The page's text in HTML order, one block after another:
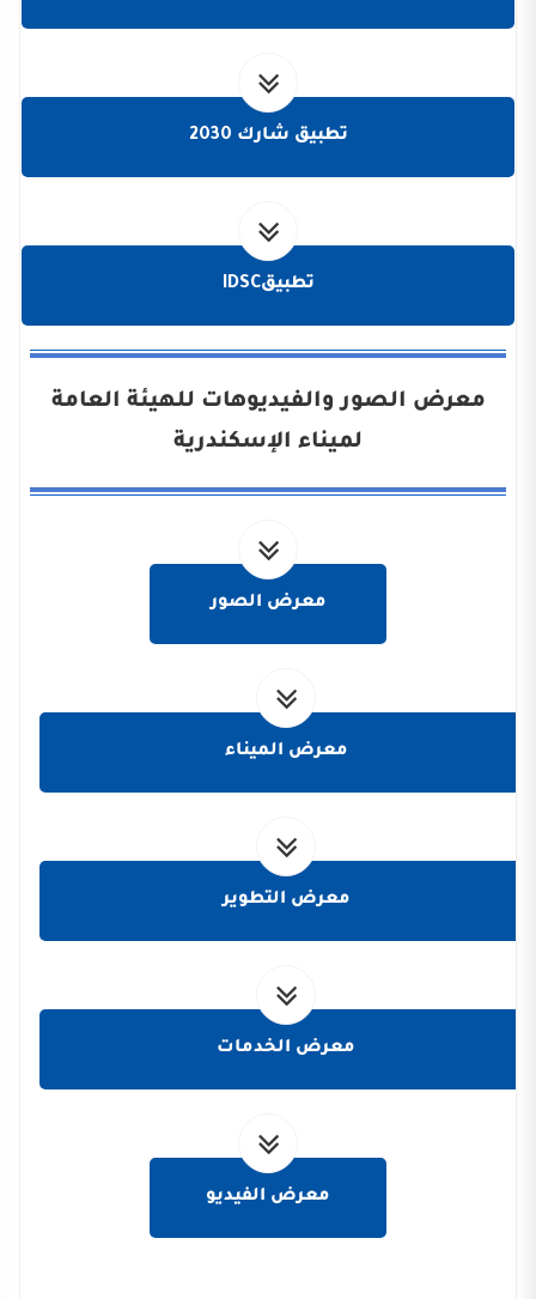
تطبيق شارك 2030
تطبيقIDSC
معرض الصور والفيديوهات للهيئة العامة
لميناء الإسكندرية
معرض الصور
معرض الميناء
معرض التطوير
معرض الخدمات
معرض الفيديو